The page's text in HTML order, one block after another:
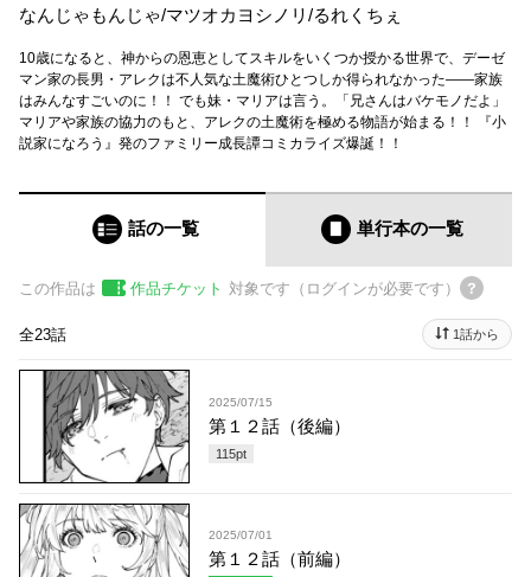
なんじゃもんじゃ/マツオカヨシノリ /るれくちぇ
10歳になると、神からの恩恵としてスキルをいくつか授かる世界で、デーゼ
マン家の長男・アレクは不人気な土魔術ひとつしか得られなかった――家族
はみんなすごいのに！！ でも妹・マリアは言う。「兄さんはバケモノだよ」
マリアや家族の協力のもと、アレクの土魔術を極める物語が始まる！！ 『小
説家になろう』発のファミリー成長譚コミカライズ爆誕！！
話の一覧 単行本の一覧
この作品は 作品チケット 対象です（ログインが必要です）
全23話 1話から
2025/07/15
第１２話（後編）
115pt
2025/07/01
第１２話（前編）